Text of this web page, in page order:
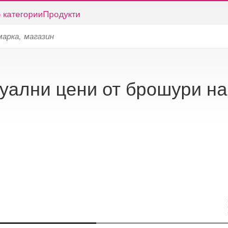
Продукти
цени от брошури